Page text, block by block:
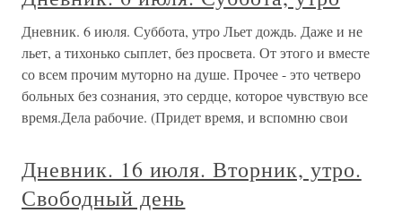
Дневник. 6 июля. Суббота, утро Льет дождь. Даже и не
льет, а тихонько сыплет, без просвета. От этого и вместе
со всем прочим муторно на душе. Прочее - это четверо
больных без сознания, это сердце, которое чувствую все
время.Дела рабочие. (Придет время, и вспомню свои
Дневник. 16 июля. Вторник, утро.
Свободный день